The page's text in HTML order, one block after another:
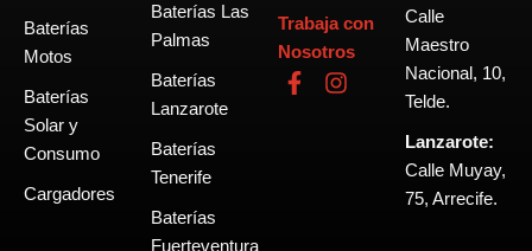
Baterías
Motos
Baterías
Solar y
Consumo
Cargadores
Baterías Las
Palmas
Baterías
Lanzarote
Baterías
Tenerife
Baterías
Fuerteventura
Trabaja con
Nosotros
F
a
I
n
Calle
Maestro
Nacional, 10,
Telde.
Lanzarote:
Calle Muyay,
75, Arrecife.